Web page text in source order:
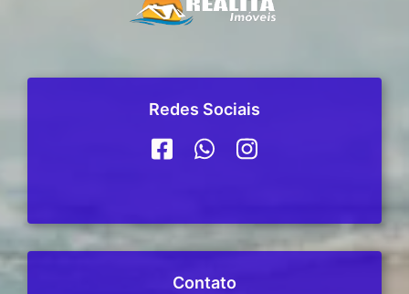
Redes Sociais
Contato